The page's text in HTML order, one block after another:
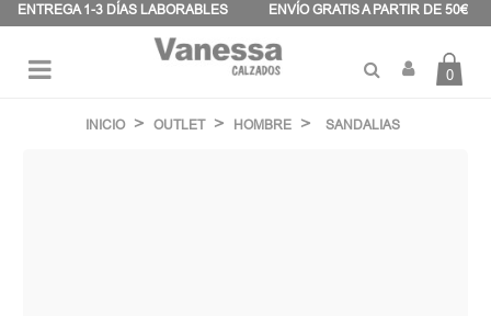
ENTREGA 1-3 DÍAS LABORABLES ENVÍO GRATIS A PARTIR DE 50€
palanca
0
INICIO OUTLET HOMBRE SANDALIAS
Panel de gestión de cookies